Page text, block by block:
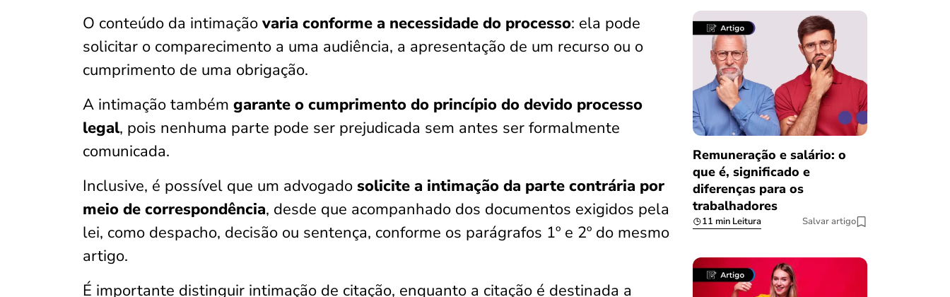
O conteúdo da intimação varia conforme a necessidade do processo: ela pode
solicitar o comparecimento a uma audiência, a apresentação de um recurso ou o
cumprimento de uma obrigação.
A intimação também garante o cumprimento do princípio do devido processo
legal, pois nenhuma parte pode ser prejudicada sem antes ser formalmente
comunicada.
Inclusive, é possível que um advogado solicite a intimação da parte contrária por
meio de correspondência, desde que acompanhado dos documentos exigidos pela
lei, como despacho, decisão ou sentença, conforme os parágrafos 1º e 2º do mesmo
artigo.
É importante distinguir intimação de citação, enquanto a citação é destinada a
Remuneração e salário: o
que é, significado e
diferenças para os
trabalhadores
11 min Leitura Salvar artigo